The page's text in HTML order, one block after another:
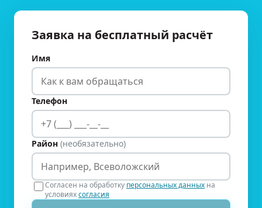
Заявка на бесплатный расчёт
Имя
Телефон
Район (необязательно)
Согласен на обработку персональных данных на
условияхсогласия